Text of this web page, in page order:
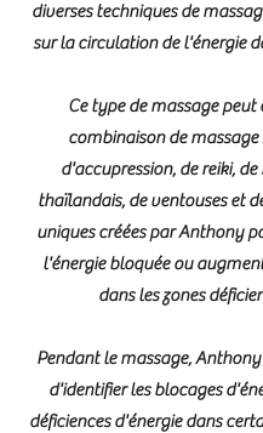
diverses techniques de
sur la circulation de l'énergie
Ce type de massage peut
combinaison de massage
d'accupression, de reiki, de
thaïlandais, de ventouses et
uniques créées par Anthony
l'énergie bloquée ou
dans les zones
Pendant le massage,
d'identifier les blocages
déficiences d'énergie dans